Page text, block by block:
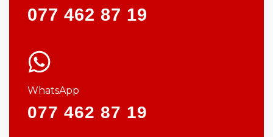
077 462 87 19
WhatsApp
077 462 87 19